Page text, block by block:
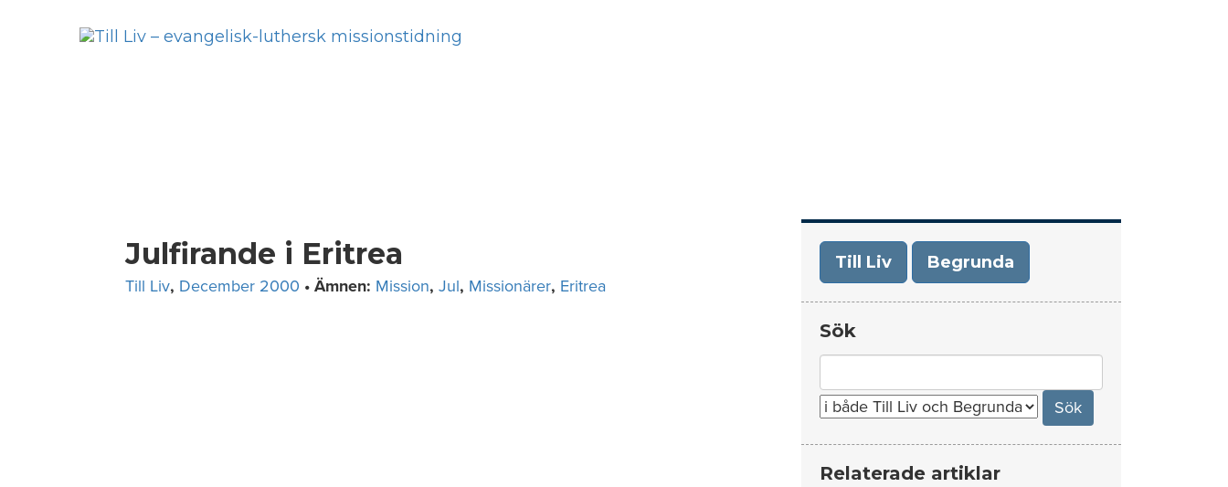
Julfirande i Eritrea
Till Liv, December 2000 • Ämnen: Mission, Jul, Missionärer, Eritrea
Till Liv Begrunda
Sök
for:
Relaterade artiklar